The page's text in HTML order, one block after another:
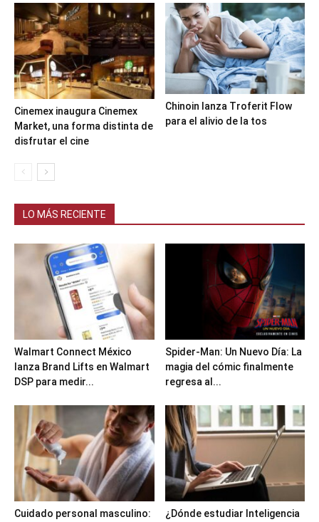
Cinemex inaugura Cinemex
Market, una forma distinta de
disfrutar el cine
Chinoin lanza Troferit Flow
para el alivio de la tos
LO MÁS RECIENTE
Walmart Connect México
lanza Brand Lifts en Walmart
DSP para medir...
Spider-Man: Un Nuevo Día: La
magia del cómic finalmente
regresa al...
Cuidado personal masculino:
¿Dónde estudiar Inteligencia